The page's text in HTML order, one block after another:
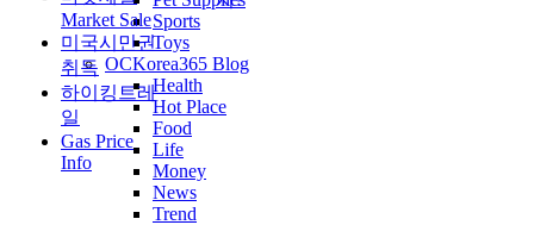
Sports
Toys
OCKorea365 Blog
Health
Hot Place
Food
Life
Money
News
Trend
Market Sale
미국시민권
취득
하이킹트레
일
Gas Price
Info